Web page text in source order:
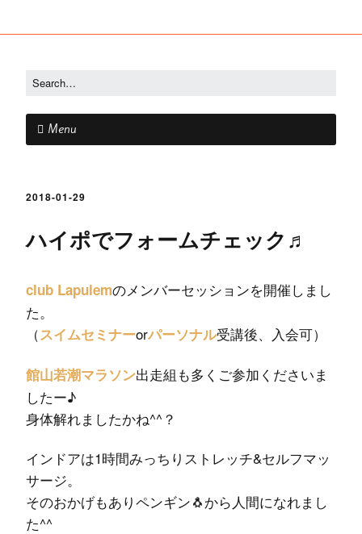
Menu
2018-01-29
ハイポでフォームチェック♬
club Lapulemのメンバーセッションを開催しまし
た。
（スイムセミナーorパーソナル受講後、入会可）
館山若潮マラソン出走組も多くご参加くださいま
したー♪
身体解れましたかね^^？
インドアは1時間みっちりストレッチ&セルフマッ
サージ。
そのおかげもありペンギン🐧から人間になれまし
た^^